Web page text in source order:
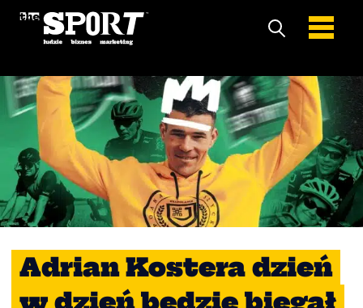
Adrian Kostera dzień